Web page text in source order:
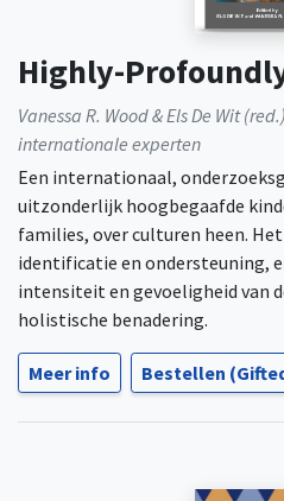
Highly-
Vanessa R. Wood & Els De Wit
internationale experten
Een internationaal,
uitzonderlijk hoogbegaafde
families, over culturen heen.
identificatie en ondersteuning,
intensiteit en gevoeligheid van
holistische benadering.
Meer info Bestellen